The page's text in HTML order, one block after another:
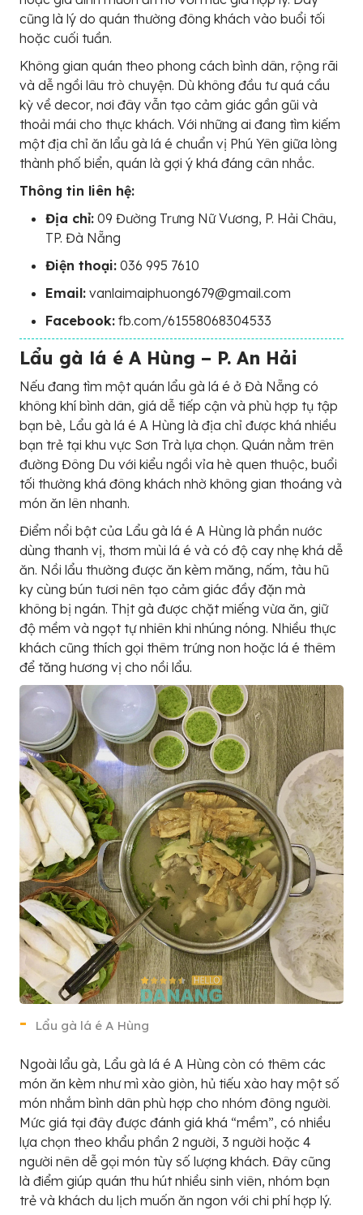
cũng là lý do quán thường đông khách vào buổi tối
hoặc cuối tuần.
Không gian quán theo phong cách bình dân, rộng rãi
và dễ ngồi lâu trò chuyện. Dù không đầu tư quá cầu
kỳ về decor, nơi đây vẫn tạo cảm giác gần gũi và
thoải mái cho thực khách. Với những ai đang tìm kiếm
một địa chỉ ăn lẩu gà lá é chuẩn vị Phú Yên giữa lòng
thành phố biển, quán là gợi ý khá đáng cân nhắc.
Thông tin liên hệ:
Địa chỉ: 09 Đường Trưng Nữ Vương, P. Hải Châu,
TP. Đà Nẵng
Điện thoại: 036 995 7610
Email: vanlaimaiphuong679@gmail.com
Facebook: fb.com/61558068304533
Lẩu gà lá é A Hùng – P. An Hải
Nếu đang tìm một quán lẩu gà lá é ở Đà Nẵng có
không khí bình dân, giá dễ tiếp cận và phù hợp tụ tập
bạn bè, Lẩu gà lá é A Hùng là địa chỉ được khá nhiều
bạn trẻ tại khu vực Sơn Trà lựa chọn. Quán nằm trên
đường Đông Du với kiểu ngồi vỉa hè quen thuộc, buổi
tối thường khá đông khách nhờ không gian thoáng và
món ăn lên nhanh.
Điểm nổi bật của Lẩu gà lá é A Hùng là phần nước
dùng thanh vị, thơm mùi lá é và có độ cay nhẹ khá dễ
ăn. Nồi lẩu thường được ăn kèm măng, nấm, tàu hũ
ky cùng bún tươi nên tạo cảm giác đầy đặn mà
không bị ngán. Thịt gà được chặt miếng vừa ăn, giữ
độ mềm và ngọt tự nhiên khi nhúng nóng. Nhiều thực
khách cũng thích gọi thêm trứng non hoặc lá é thêm
để tăng hương vị cho nồi lẩu.
Lẩu gà lá é A Hùng
Ngoài lẩu gà, Lẩu gà lá é A Hùng còn có thêm các
món ăn kèm như mì xào giòn, hủ tiếu xào hay một số
món nhắm bình dân phù hợp cho nhóm đông người.
Mức giá tại đây được đánh giá khá “mềm”, có nhiều
lựa chọn theo khẩu phần 2 người, 3 người hoặc 4
người nên dễ gọi món tùy số lượng khách. Đây cũng
là điểm giúp quán thu hút nhiều sinh viên, nhóm bạn
trẻ và khách du lịch muốn ăn ngon với chi phí hợp lý.